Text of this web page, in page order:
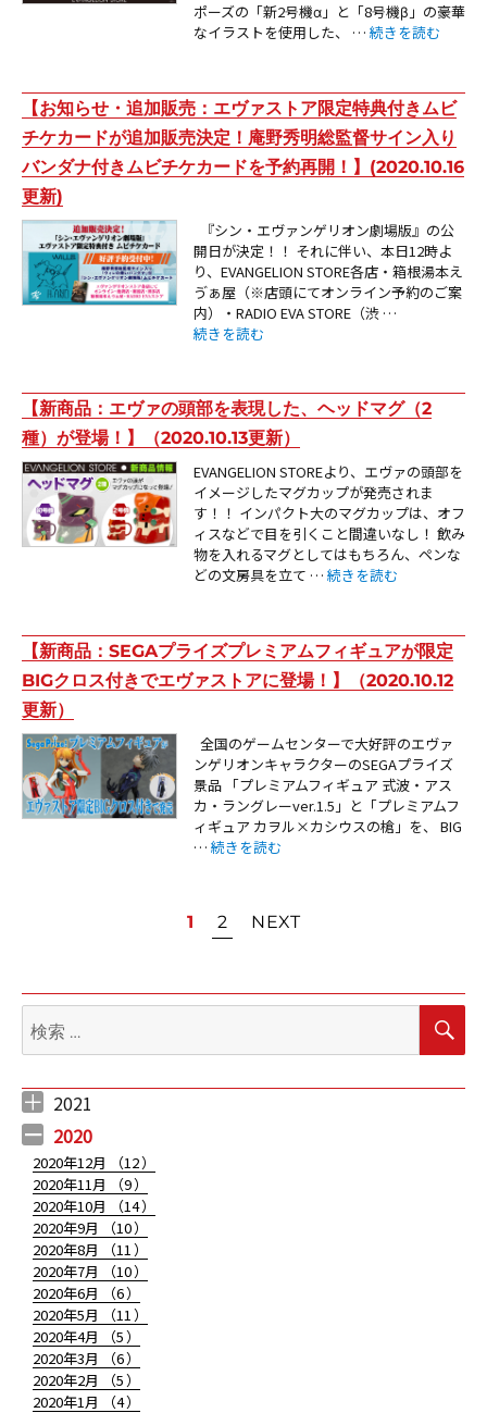
ポーズの「新2号機α」と「8号機β」の豪華
なイラストを使用した、 … “【新商品：『シ
続きを読む
【お知らせ・追加販売：エヴァストア限定特典付きムビ
チケカードが追加販売決定！庵野秀明総監督サイン入り
バンダナ付きムビチケカードを予約再開！】(2020.10.16
更新)
『シン・エヴァンゲリオン劇場版』の公
開日が決定！！ それに伴い、本日12時よ
り、EVANGELION STORE各店・箱根湯本え
ゔぁ屋（※店頭にてオンライン予約のご案
内）・RADIO EVA STORE（渋 …
“【お知らせ・追加販売：エヴァストア限定
続きを読む
【新商品：エヴァの頭部を表現した、ヘッドマグ（2
種）が登場！】（2020.10.13更新）
EVANGELION STOREより、エヴァの頭部を
イメージしたマグカップが発売されま
す！！ インパクト大のマグカップは、オフ
ィスなどで目を引くこと間違いなし！ 飲み
物を入れるマグとしてはもちろん、ペンな
どの文房具を立て … “【新商品：エヴァの頭
続きを読む
【新商品：SEGAプライズプレミアムフィギュアが限定
BIGクロス付きでエヴァストアに登場！】（2020.10.12
更新）
全国のゲームセンターで大好評のエヴァ
ンゲリオンキャラクターのSEGAプライズ
景品 「プレミアムフィギュア 式波・アス
カ・ラングレーver.1.5」と「プレミアムフ
ィギュア カヲル×カシウスの槍」を、 BIG
… “【新商品：SEGAプライズプレミアムフ
続きを読む
ナ
ビ
ゲ
ー
シ
ョ
ン
1 2 NEXT
索:
検
2021
2021年5月 （
2021年4月 （
2021年3月 （
2021年2月 （
2021年1月 （
2020
2020年12月 （12）
2020年11月 （9）
2020年10月 （14）
2020年9月 （10）
2020年8月 （11）
2020年7月 （10）
2020年6月 （6）
2020年5月 （11）
2020年4月 （5）
2020年3月 （6）
2020年2月 （5）
2020年1月 （4）